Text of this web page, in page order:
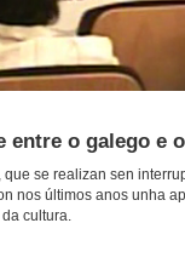
entre o galego e
se realizan sen
nos últimos anos unha
cultura.